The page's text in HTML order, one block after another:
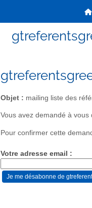
Objet : mailing liste des
Vous avez demandé à
Pour confirmer cette
Votre adresse email :